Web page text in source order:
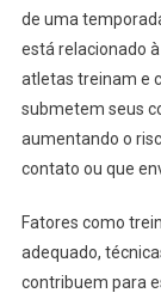
de uma
está relacionado
atletas treinam e
submetem seus
aumentando o
contato ou que
Fatores como
adequado,
contribuem para